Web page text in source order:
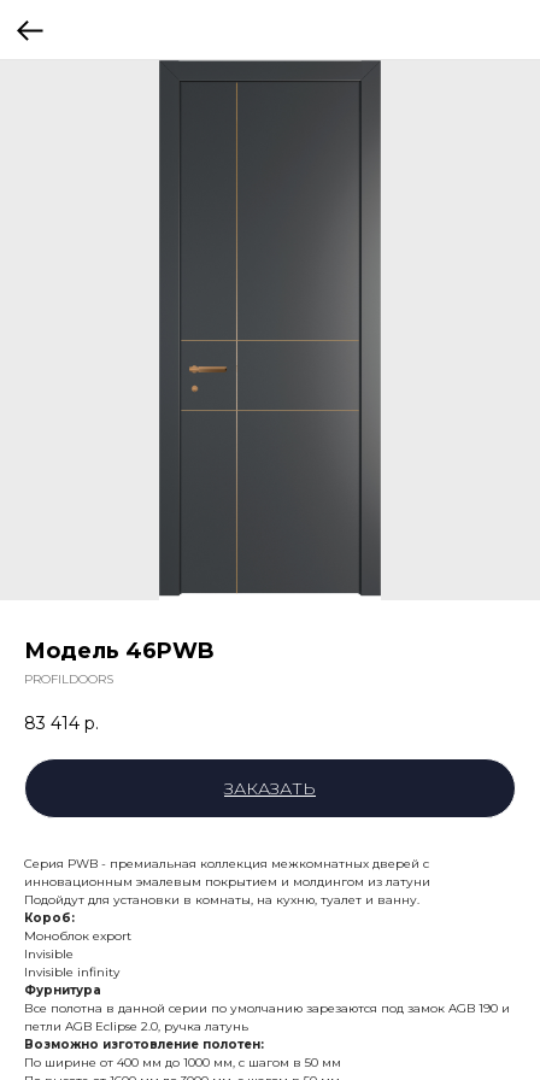
Модель 46PWB
PROFILDOORS
83 414 р.
ЗАКАЗАТЬ
Серия PWB - премиальная коллекция межкомнатных дверей с
инновационным эмалевым покрытием и молдингом из латуни
Подойдут для установки в комнаты, на кухню, туалет и ванну.
Короб:
Моноблок export
Invisible
Invisible infinity
Фурнитура
Все полотна в данной серии по умолчанию зарезаются под замок AGB 190 и
петли AGB Eclipse 2.0, ручка латунь
Возможно изготовление полотен:
По ширине от 400 мм до 1000 мм, с шагом в 50 мм